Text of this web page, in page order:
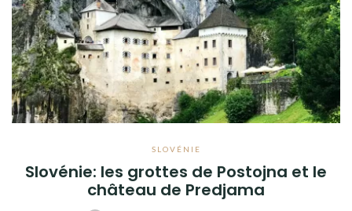
SLOVÉNIE
Slovénie: les grottes de Postojna et le
château de Predjama